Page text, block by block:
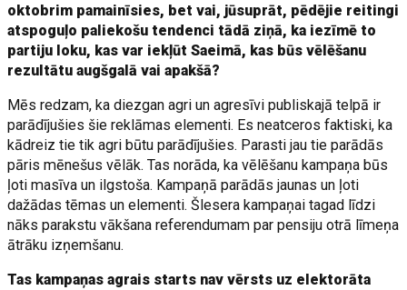
oktobrim pamainīsies, bet vai, jūsuprāt, pēdējie reitingi
atspoguļo paliekošu tendenci tādā ziņā, ka iezīmē to
partiju loku, kas var iekļūt Saeimā, kas būs vēlēšanu
rezultātu augšgalā vai apakšā?
Mēs redzam, ka diezgan agri un agresīvi publiskajā telpā ir
parādījušies šie reklāmas elementi. Es neatceros faktiski, ka
kādreiz tie tik agri būtu parādījušies. Parasti jau tie parādās
pāris mēnešus vēlāk. Tas norāda, ka vēlēšanu kampaņa būs
ļoti masīva un ilgstoša. Kampaņā parādās jaunas un ļoti
dažādas tēmas un elementi. Šlesera kampaņai tagad līdzi
nāks parakstu vākšana referendumam par pensiju otrā līmeņa
ātrāku izņemšanu.
Tas kampaņas agrais starts nav vērsts uz elektorāta